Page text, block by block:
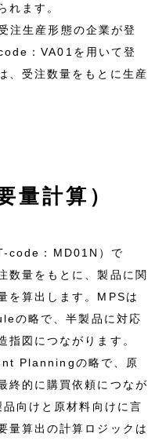
れます。
注生産形態の企業が登
：VA01を用いて登
、受注数量をもとに生産
量計算）
code：MD01N）で
数量をもとに、製品に関
を算出します。MPSは
略で、半製品に対応
指図につながります。
Planningの略で、原
終的に購買依頼につなが
向けと原材料向けに言
量算出の計算ロジックは